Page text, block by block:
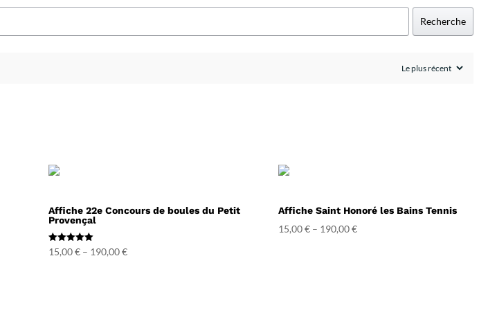
Recherche
Affiche 22e Concours de boules du Petit
Provençal
Note
5.00
15,00€ – 190,00€
Affiche Saint Honoré les Bains Tennis
15,00€– 190,00€